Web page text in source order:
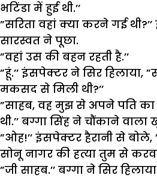
भटिंडा में हुई थी.’’
”सरिता वहां क्या करने गई
सारस्वत ने पूछा.
”वहां उस की बहन रहती है.’’
”हूं.’’ इंसपेक्टर ने सिर हिलाया,
मकसद से मिली थी?’’
”साहब, वह मुझ से अपने पति का
थी.’’ बग्गा सिंह ने चौंकाने
”ओह!’’ इंसपेक्टर हैरानी से बोले,
सोनू नागर की हत्या तुम से
”जी साहब.’’ बग्गा ने सिर